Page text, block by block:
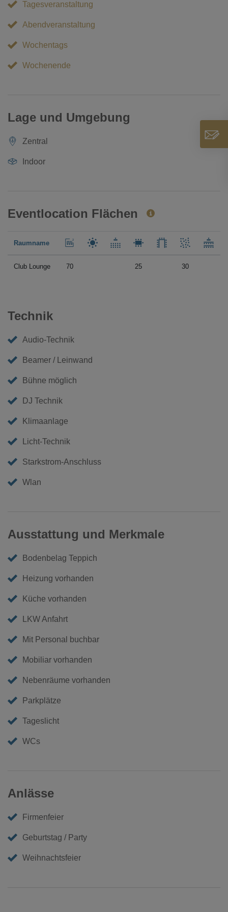
Tagesveranstaltung
Abendveranstaltung
Wochentags
Wochenende
Lage und Umgebung
Zentral
Indoor
Eventlocation Flächen
Raumname
Club Lounge 70 25 30
Technik
Audio-Technik
Beamer / Leinwand
Bühne möglich
DJ Technik
Klimaanlage
Licht-Technik
Starkstrom-Anschluss
Wlan
Ausstattung und Merkmale
Bodenbelag Teppich
Heizung vorhanden
Küche vorhanden
LKW Anfahrt
Mit Personal buchbar
Mobiliar vorhanden
Nebenräume vorhanden
Parkplätze
Tageslicht
WCs
Anlässe
Firmenfeier
Geburtstag / Party
Weihnachtsfeier